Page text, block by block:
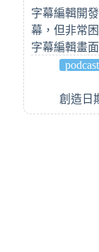
字幕編輯開
幕，但非常
字幕編輯畫
podcast
創造日